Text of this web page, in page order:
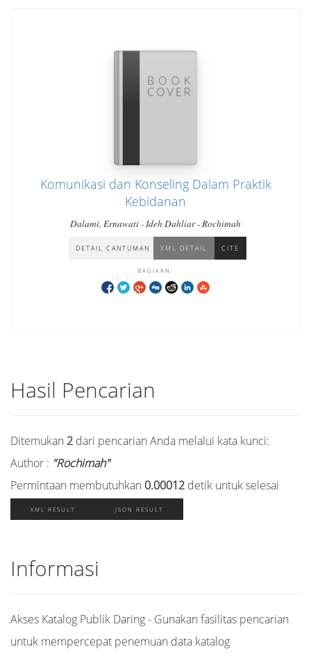
Komunikasi dan Konseling Dalam Praktik
Kebidanan
Dalami, Ernawati - Ideh Dahliar - Rochimah
DETAIL CANTUMAN XML DETAIL CITE
BAGIKAN:
Hasil Pencarian
Ditemukan 2 dari pencarian Anda melalui kata kunci:
Author : "Rochimah"
Permintaan membutuhkan 0.00012 detik untuk selesai
XML RESULT JSON RESULT
Informasi
Akses Katalog Publik Daring - Gunakan fasilitas pencarian
untuk mempercepat penemuan data katalog